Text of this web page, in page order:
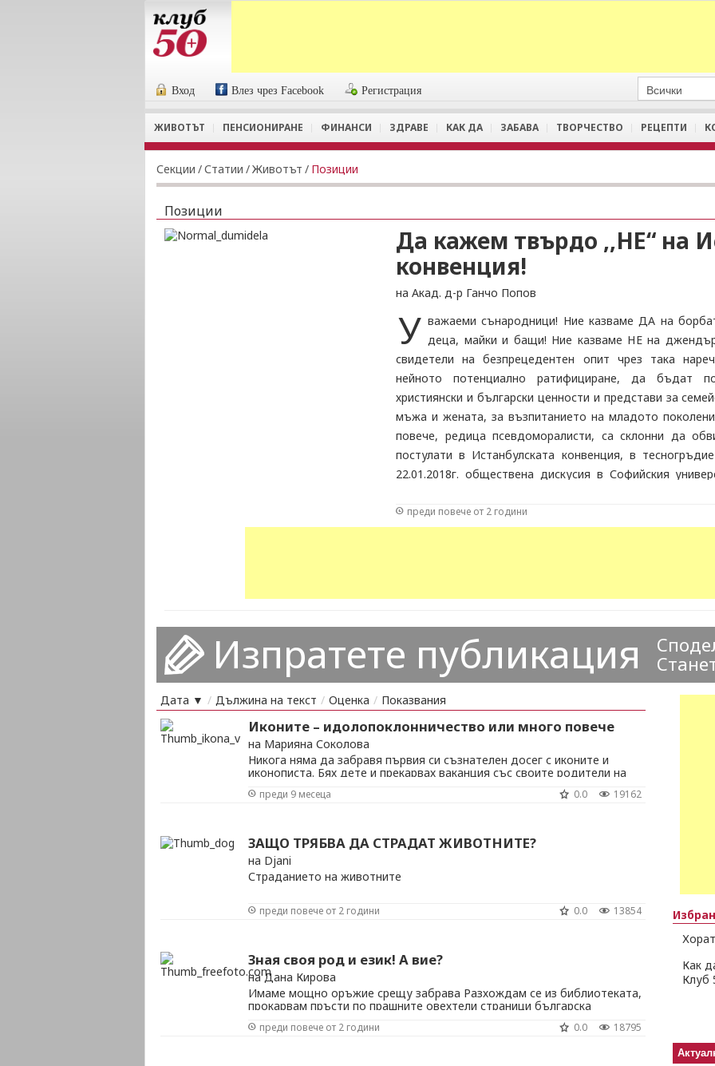
Вход Влез чрез Facebook Регистрация
ЖИВОТЪТ ПЕНСИОНИРАНЕ ФИНАНСИ ЗДРАВЕ КАК ДА ЗАБАВА ТВОРЧЕСТВО РЕЦЕПТИ
Секции /Статии /Животът / Позиции
Позиции
Да кажем твърдо ,,НЕ“ на
конвенция!
на Акад. д-р Ганчо Попов
У важаеми сънародници! Ние казваме ДА на
деца, майки и бащи! Ние казваме НЕ на
свидетели на безпрецедентен опит чрез така
нейното потенциално ратифициране, да бъдат
християнски и български ценности и представи за
мъжа и жената, за възпитанието на младото
повече, редица псевдоморалисти, са склонни да
постулати в Истанбулската конвенция, в
22.01.2018г. обществена дискусия в Софийския
показа чувствителността на българската
Българското духовенство, на Българската
отстояването на християнските ценности и
преди повече от 2 години
Изпратете публикация
Дата ▼ / Дължина на текст / Оценка / Показвания
Иконите – идолопоклонничество или много повече
на Марияна Соколова
Никога няма да забравя първия си съзнателен досег с иконите и
иконописта. Бях дете и прекарвах ваканция със своите родители на
вилата ни на село. Един ден съседката – баба Стоянка, предложи да
отида с нея до параклиса, който тя посещаваше всеки ден. За да ме
преди 9 месеца 19162
0.0
ЗАЩО ТРЯБВА ДА СТРАДАТ ЖИВОТНИТЕ?
на Djani
Страданието на животните
преди повече от 2 години 13854
0.0
Зная своя род и език! А вие?
на Дана Кирова
Имаме мощно оръжие срещу забрава Разхождам се из библиотеката,
прокарвам пръсти по прашните овехтели страници българска
литература. Неизползвана, тайнствена, съкровена, народна, стара, но
наша и… забравена. Библиотекарката ми казва, че до тях стигат само
преди повече от 2 години 18795
0.0
Как
Клуб